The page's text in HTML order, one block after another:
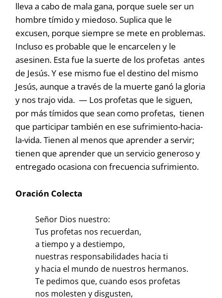
lleva a cabo de mala gana, porque suele ser un
hombre tímido y miedoso. Suplica que le
excusen, porque siempre se mete en problemas.
Incluso es probable que le encarcelen y le
asesinen. Esta fue la suerte de los profetas antes
de Jesús. Y ese mismo fue el destino del mismo
Jesús, aunque a través de la muerte ganó la gloria
y nos trajo vida. — Los profetas que le siguen,
por más tímidos que sean como profetas, tienen
que participar también en ese sufrimiento-hacia-
la-vida. Tienen al menos que aprender a servir;
tienen que aprender que un servicio generoso y
entregado ocasiona con frecuencia sufrimiento.
Oración Colecta
Señor Dios nuestro:
Tus profetas nos recuerdan,
a tiempo y a destiempo,
nuestras responsabilidades hacia ti
y hacia el mundo de nuestros hermanos.
Te pedimos que, cuando esos profetas
nos molesten y disgusten,